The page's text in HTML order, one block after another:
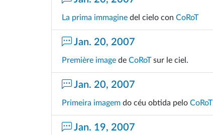
La prima immagine del cielo con CoRoT
Jan. 20, 2007
Première image de CoRoTsur le ciel.
Jan. 20, 2007
Primeira imagem do céu obtida pelo CoRoT
Jan. 19, 2007